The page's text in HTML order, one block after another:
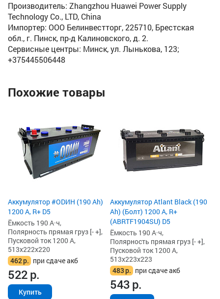
Производитель: Zhangzhou Huawei Power Supply
Technology Co., LTD, China
Импортер: ООО Белинвестторг, 225710, Брестская
обл., г. Пинск, пр-д Калиновского, д. 2.
Сервисные центры: Минск, ул. Лынькова, 123;
+375445506448
Похожие товары
Аккумулятор #ODИH (190 Ah)
1200 А, R+ D5
Ёмкость 190 А·ч,
Полярность прямая груз [- +],
Пусковой ток 1200 А,
513x222x220
462р. при сдаче акб
522р.
Купить
Аккумулятор Atlant Black (190
Ah) (Болт) 1200 А, R+
(ABRTF1904SU) D5
Ёмкость 190 А·ч,
Полярность прямая груз [- +],
Пусковой ток 1200 А,
513x223x223
483р. при сдаче акб
543р.